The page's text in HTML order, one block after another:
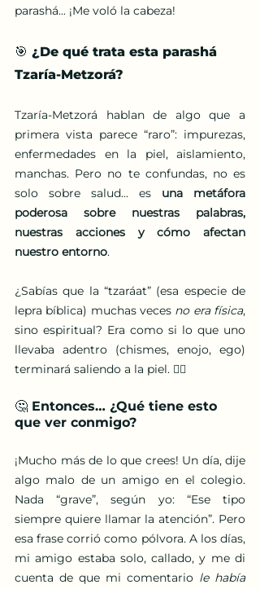
parashá... ¡Me voló la cabeza!
🎯 ¿De qué trata esta parashá
Tzaría-Metzorá?
Tzaría-Metzorá hablan de algo que a
primera vista parece “raro”: impurezas,
enfermedades en la piel, aislamiento,
manchas. Pero no te confundas, no es
solo sobre salud... es una metáfora
poderosa sobre nuestras palabras,
nuestras acciones y cómo afectan
nuestro entorno.
¿Sabías que la “tzaráat” (esa especie de
lepra bíblica) muchas veces no era física,
sino espiritual? Era como si lo que uno
llevaba adentro (chismes, enojo, ego)
terminará saliendo a la piel. 😶‍🌫️
🤔 Entonces… ¿Qué tiene esto
que ver conmigo?
¡Mucho más de lo que crees! Un día, dije
algo malo de un amigo en el colegio.
Nada “grave”, según yo: “Ese tipo
siempre quiere llamar la atención”. Pero
esa frase corrió como pólvora. A los días,
mi amigo estaba solo, callado, y me di
cuenta de que mi comentario le había